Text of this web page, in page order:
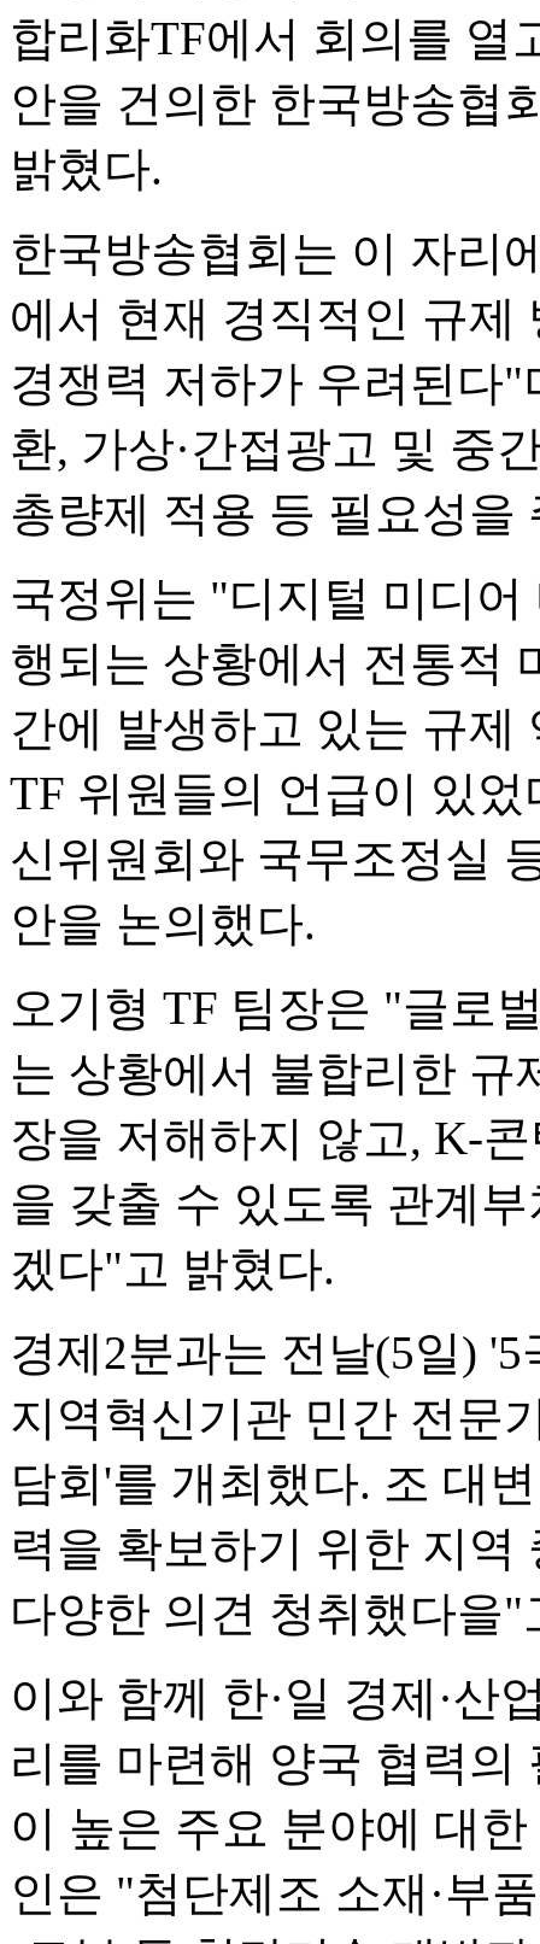
합리화TF에서 회의를 열
안을 건의한 한국방송협
밝혔다.
한국방송협회는 이 자리
에서 현재 경직적인 규제
경쟁력 저하가 우려된다
환, 가상·간접광고 및 중
총량제 적용 등 필요성을
국정위는 "디지털 미디
행되는 상황에서 전통적
간에 발생하고 있는 규제
TF 위원들의 언급이 있
신위원회와 국무조정실
안을 논의했다.
오기형 TF 팀장은 "글로
는 상황에서 불합리한 규
장을 저해하지 않고, K-
을 갖출 수 있도록 관계
겠다"고 밝혔다.
경제2분과는 전날(5일) '5
지역혁신기관 민간 전문
담회'를 개최했다. 조 대
력을 확보하기 위한 지
다양한 의견 청취했다을"
이와 함께 한·일 경제·산
리를 마련해 양국 협력의
이 높은 주요 분야에 대
인은 "첨단제조 소재·부